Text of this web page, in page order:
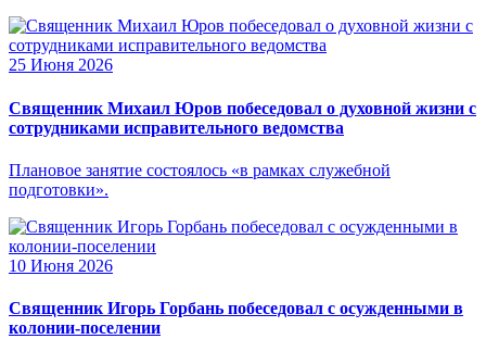
25 Июня 2026
Священник Михаил Юров побеседовал о духовной жизни с
сотрудниками исправительного ведомства
Плановое занятие состоялось «в рамках служебной
подготовки».
10 Июня 2026
Священник Игорь Горбань побеседовал с осужденными в
колонии-поселении